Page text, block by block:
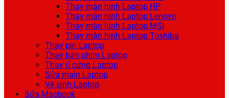
Thay màn hình Laptop HP
Thay màn hình Laptop Lenovo
Thay màn hình Laptop MSI
Thay màn hình Laptop Toshiba
Thay pin Laptop
Thay bàn phím Laptop
Thay ổ cứng Laptop
Sửa main Laptop
Vệ sinh Laptop
Sửa Macbook